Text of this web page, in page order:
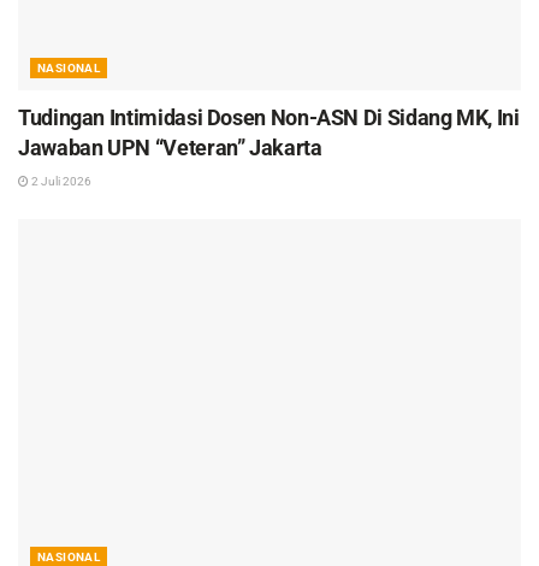
NASIONAL
Tudingan Intimidasi Dosen Non-ASN Di Sidang MK, Ini
Jawaban UPN “Veteran” Jakarta
2 Juli 2026
NASIONAL